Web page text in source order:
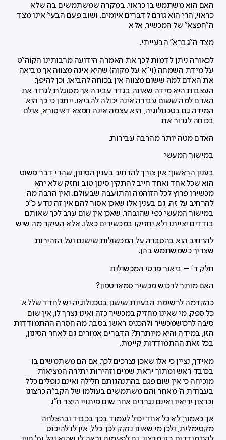
האם הוא משתמש בו כראוי. במקרה שמשתמשים בה שלא
כראוי, הרי הוא גורם לדברים איומים, ושוב פעם הבעי' אינו מצד
ה"חפצא" של המכשיר, אלא
מצד ה"גברא" הבעייתי.
לכאורה ניתן לדמות לכך את האמרה הידועה מרבותינו הקוה"ט
על מידת השמחה (וי"א על מקוה) שהיא אינה מצווה אך מביאה
את האדם למה ששום מצווה אין בכוחה להביאו, וכן להיפך,
העצבות היא מידה שאינה בגדר עבירה אך מסוגלת לגרור את
האדם למה ששום עבירה אינה יכולה להביאו. ייתכן כי כך היא
המידה גם בטכנולוגיה, היא עצמה אינה חפצא דאיסורא, אולם
בכוחה לגרור את
האדם מטה יותר מהרבה עבירות.
במישור המעשי
בענין הראשון: אין צורך להרחיב בענין הסינון, שהרי דבר פשוט
הוא שכל אחד ואחד חייב להתקין סינון טוב וחזק שלא יהא
מכשירו פרוץ לכל הזוהמה והתועבה שבעולם. ואין הרבה מה
להרחיב על זה, גם בענין אלו שאכן אסור להם אין זה נודע כ"כ
במישור המעשי כפי שהובהר, שאכן אין שום ערב לכך שאותם
בודדים יצייתו ולא יחזיקו במכשירים כאלו. אלא העיקר מה שיש
להרחיב הוא בהסברה על המכשולות שישנם ועל הזהירות
שצריך כשמשתמש בהן.
חלק ד' – ביאור פרטי המכשולות
האם מותר לרכוש מכשיר סמארטפון?
כהקדמה לרשימת הבעיות שישנן בטכנולוגיה יש לחדד שללא
כל ספק, מי שאינו מחזיק במכשיר כזה ואינו נצרך לו, אין שום
סיבה לרכושמכשיר ולהכניס ראשו בסבך. מה חסרה ההתמודדות
הזו, במידה והיא מיותרת? הדברים אמורים גם לאחר הסינון,
בכל זאת ההתמודדות קיימת.
מאידך, נציין כי אלו שאכן נצרכים לכך, אם הם משתמשים בו
בכובד ראש ומתוך יראת שמים וזהירות יתירה המציאות
מוכיחה כי אין שום פגם בהתנהגותם חלילה ואינם נופלים כלל
בעבודת ה' מאחר והם משתמשים בעולמו של הקב"ה כרצונו
וכרצון יריאיו ואינם נגררים אחר שום פיתויי היצר ח"ו.
אך כאמור, לא כל אחד יכול לעמוד בכך בכבוד ובהצלחה
מקסימלית, ולכן מי שאינו נזקק לכך כלל, אין לו להיכנס